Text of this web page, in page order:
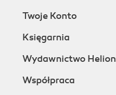
Twoje Konto
Księgarnia
Wydawnictwo Helion
Współpraca